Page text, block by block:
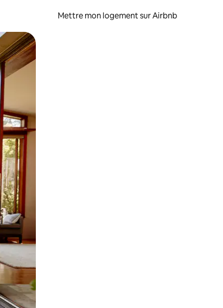
Mettre mon logement sur Airbnb
glisser.